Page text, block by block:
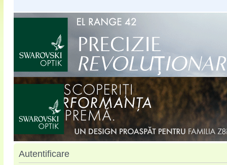
Autentificare